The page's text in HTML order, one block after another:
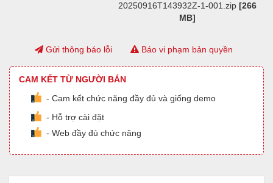
20250916T143932Z-1-001.zip [266
MB]
Gửi thông báo lỗi Báo vi phạm bản quyền
CAM KẾT TỪ NGƯỜI BÁN
- Cam kết chức năng đầy đủ và giống demo
- Hỗ trợ cài đặt
- Web đầy đủ chức năng